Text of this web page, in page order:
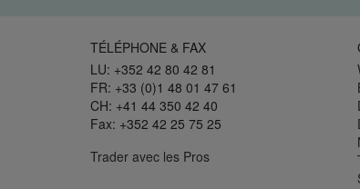
TÉLÉPHONE & FAX
LU: +352 42 80 42 81
FR: +33 (0)1 48 01 47 61
CH: +41 44 350 42 40
Fax: +352 42 25 75 25
Trader avec les Pros